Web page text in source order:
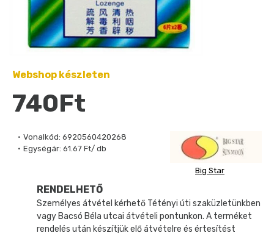
Vonalkód: 6920560420268
Egységár: 61.67 Ft/ db
Big Star
Webshop készleten
740Ft
RENDELHETŐ
Személyes átvétel kérhető Tétényi úti szaküzletünkben
vagy Bacsó Béla utcai átvételi pontunkon. A terméket
rendelés után készítjük elő átvételre és értesítést